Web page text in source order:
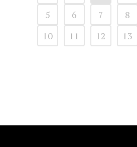
5
6 7 8
10
11 12 13